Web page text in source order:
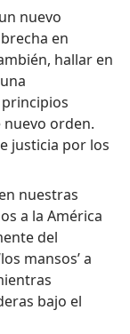
nuevo
en
hallar en
nuevo orden.
justicia por los
nuestras
a la América
del
mansos’ a
bajo el